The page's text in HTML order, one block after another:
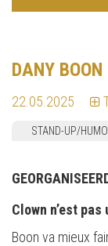
DANY BOON
22.05.2025
STAND-UP/
Clown n’est
Boon va mieux